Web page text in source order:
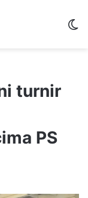
turnir
PS